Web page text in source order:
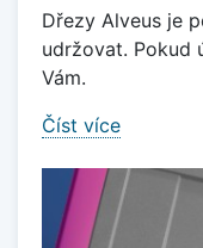
Dřezy Alveus je
udržovat. Pokud
Vám.
Číst více